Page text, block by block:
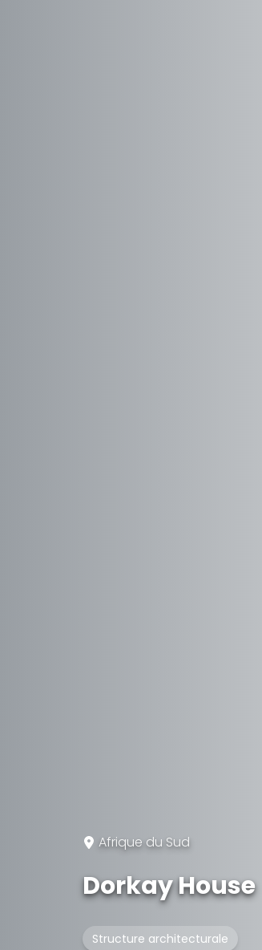
Afrique du Sud
Dorkay House
Structure architecturale